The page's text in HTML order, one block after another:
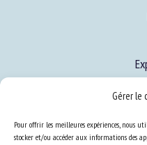
Gérer le
Pour offrir les meilleures expériences, nous
stocker et/ou accéder aux informations des